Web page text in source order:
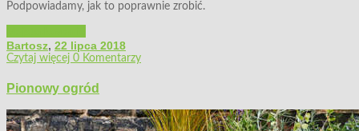
Podpowiadamy, jak to poprawnie zrobić.
Bartosz, 22 lipca 2018
Czytaj więcej 0 Komentarzy
Pionowy ogród